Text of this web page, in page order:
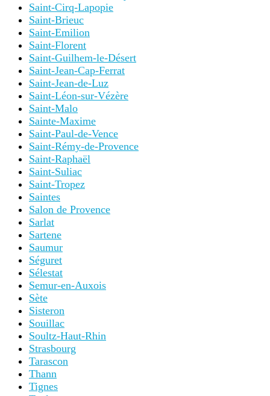
Saint-Cirq-Lapopie
Saint-Brieuc
Saint-Emilion
Saint-Florent
Saint-Guilhem-le-Désert
Saint-Jean-Cap-Ferrat
Saint-Jean-de-Luz
Saint-Léon-sur-Vézère
Saint-Malo
Sainte-Maxime
Saint-Paul-de-Vence
Saint-Rémy-de-Provence
Saint-Raphaël
Saint-Suliac
Saint-Tropez
Saintes
Salon de Provence
Sarlat
Sartene
Saumur
Séguret
Sélestat
Semur-en-Auxois
Sète
Sisteron
Souillac
Soultz-Haut-Rhin
Strasbourg
Tarascon
Thann
Tignes